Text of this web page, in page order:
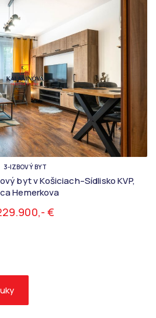
3-IZBOVÝ BYT
byt v Košiciach–Sídlisko KVP,
Hemerkova
€